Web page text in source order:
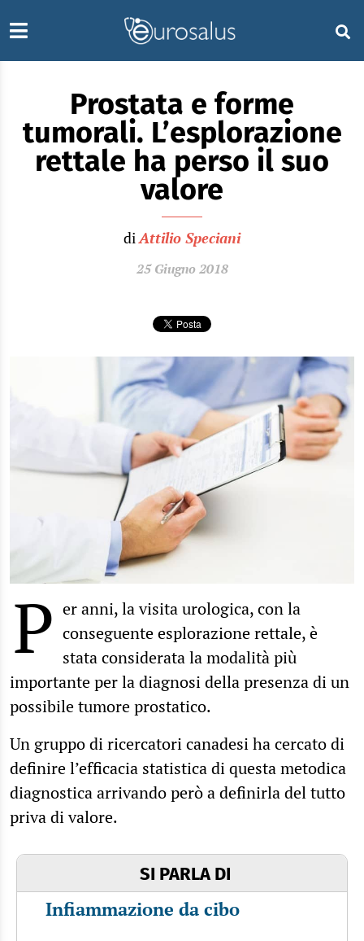
Prostata e forme
tumorali. L’esplorazione
rettale ha perso il suo
valore
diAttilio Speciani
25 Giugno 2018
P er anni, la visita urologica, con la
conseguente esplorazione rettale, è
stata considerata la modalità più
importante per la diagnosi della presenza di un
possibile tumore prostatico.
Un gruppo di ricercatori canadesi ha cercato di
definire l’efficacia statistica di questa metodica
diagnostica arrivando però a definirla del tutto
priva di valore.
SI PARLA DI
Infiammazione da cibo